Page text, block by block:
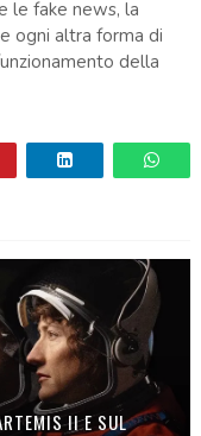
le fake news, la
ogni altra forma di
della
II E SUL